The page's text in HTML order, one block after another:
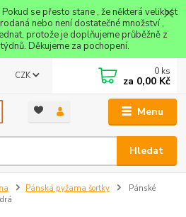
se přesto stane , že některá velikost
nebo není dostatečné množství ,
protože je doplňujeme průběžně z
Děkujeme za pochopení.
Menu
CZK
Hledat
0 ks
za 0,00 Kč
Pánská pyžama šortky
Pánské